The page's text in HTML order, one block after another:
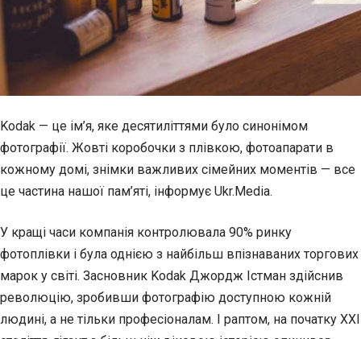
Kodak — це ім’я, яке десятиліттями було синонімом
фотографії. Жовті коробочки з плівкою, фотоапарати в
кожному домі, знімки важливих сімейних моментів — все
це частина нашої пам’яті, інформує Ukr.Media.
У кращі часи компанія контролювала 90% ринку
фотоплівки і була однією з найбільш впізнаваних торгових
марок у світі. Засновник Kodak Джордж Істман здійснив
революцію, зробивши фотографію доступною кожній
людині, а не тільки професіоналам. І раптом, на початку XXI